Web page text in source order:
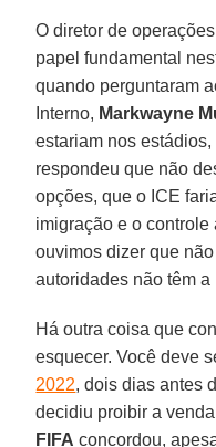
O diretor de
papel fundamental
quando perguntaram
Interno, Markwayne
estariam nos
respondeu que não
opções, que o ICE
imigração e o
ouvimos dizer que
autoridades não têm
Há outra coisa que
esquecer. Você deve
2022, dois dias antes
decidiu proibir a
FIFA concordou,